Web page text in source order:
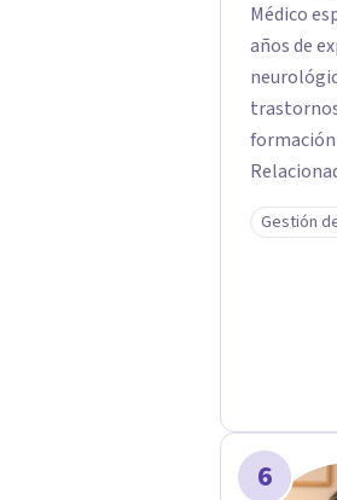
Médico
años de
formación en
Gestión
6